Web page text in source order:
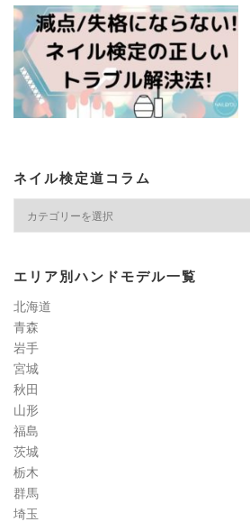
ネイル検定道コラム
定
コ
ラ
ム
エリア別ハンドモデル一覧
北海道
青森
岩手
宮城
秋田
山形
福島
茨城
栃木
群馬
埼玉